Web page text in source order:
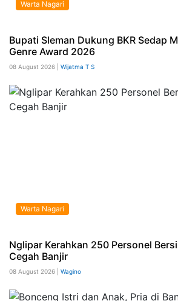
Warta Nagari
Bupati Sleman Dukung BKR Sedap
Genre Award 2026
08 August 2026 | Wijatma T S
Warta Nagari
Nglipar Kerahkan 250 Personel
Cegah Banjir
08 August 2026 | Wagino